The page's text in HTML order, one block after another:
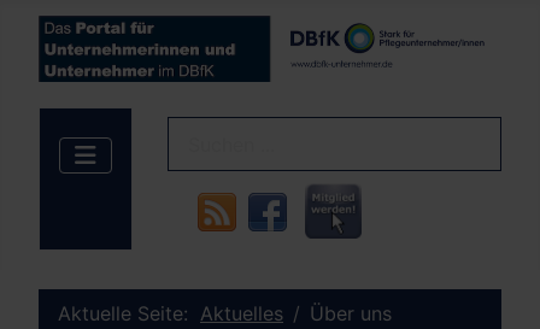
Aktuelle Seite: Aktuelles
Über uns